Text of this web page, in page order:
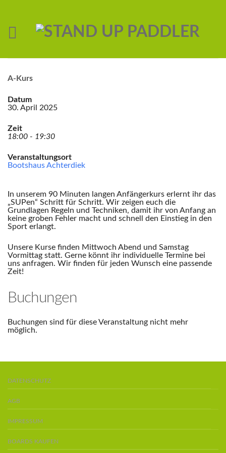
A-Kurs
Datum
30. April 2025
Zeit
18:00 - 19:30
Veranstaltungsort
Bootshaus Achterdiek
In unserem 90 Minuten langen Anfängerkurs erlernt ihr das
„SUPen“ Schritt für Schritt. Wir zeigen euch die
Grundlagen Regeln und Techniken, damit ihr von Anfang an
keine groben Fehler macht und schnell den Einstieg in den
Sport erlangt.
Unsere Kurse finden Mittwoch Abend und Samstag
Vormittag statt. Gerne könnt ihr individuelle Termine bei
uns anfragen. Wir finden für jeden Wunsch eine passende
Zeit!
Buchungen
Buchungen sind für diese Veranstaltung nicht mehr
möglich.
DATENSCHUTZ
AGB
IMPRESSUM
BOARDS KAUFEN